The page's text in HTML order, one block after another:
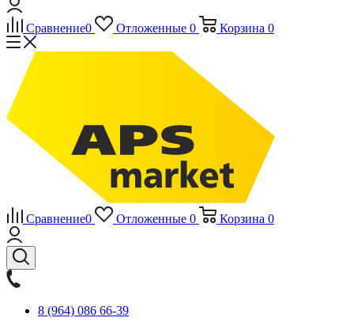
Сравнение0 Отложенные 0 Корзина 0
Сравнение0 Отложенные 0 Корзина 0
8 (964) 086 66-39